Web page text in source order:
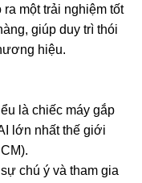
một trải nghiệm tốt
giúp duy trì thói
hiệu.
là chiếc máy gắp
lớn nhất thế giới
chú ý và tham gia